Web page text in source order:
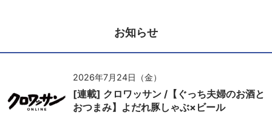
お知らせ
2026年7月24日（金）
[連載] クロワッサン /【ぐっち夫婦のお酒と
おつまみ】よだれ豚しゃぶ×ビール